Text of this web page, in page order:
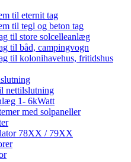
til eternit tag
til tegl og beton tag
til store solcelleanlæg
til båd, campingvogn
til kolonihavehus, fritidshus
nettilslutning
1- 6kWatt
med solpaneller
78XX / 79XX